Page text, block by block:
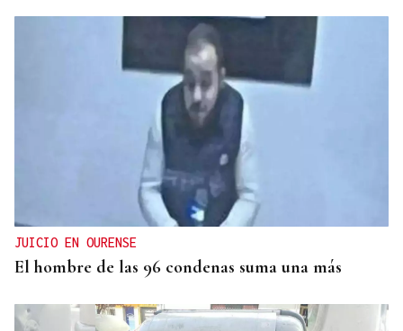
JUICIO EN OURENSE
El hombre de las 96 condenas suma una más